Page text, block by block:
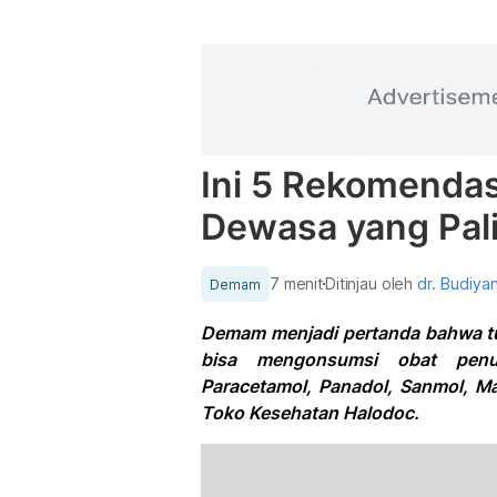
Ini 5
Dewasa yang
Demam 7 menitDitinjau olehdr.
Demam menjadi pertanda bahwa
bisa mengonsumsi obat
Paracetamol, Panadol, Sanmol,
Toko Kesehatan Halodoc.